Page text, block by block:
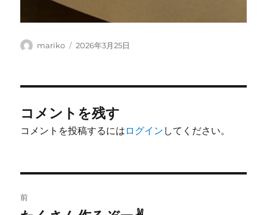
投
mariko
投
2026年3月25日
コメントを残す
コメントを投稿するには ログイン してください。
稿
前